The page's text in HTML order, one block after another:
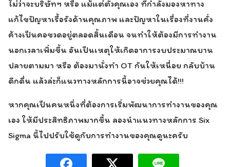
ไม่ว่าจะบริษัทฯ หรือ แม้แต่ตัวคุณเอง ที่กำลังมองหาทาง
แก้ไขปัญหาเรื้อรังด้านคุณภาพ และปัญหาในเรื่องที่งานคั่ง
ค้างเป็นคอขวดอยู่ตลอดสิ้นเดือน จนทำให้ต้องมีการทำงาน
นอกเวลาเพิ่มขึ้น อันเป็นเหตุให้เกิดอาการงบประมาณบาน
ปลายตามมา หรือ ต้องมานั่งทำ OT กันให้เหนื่อย กลับบ้าน
ดึกดื่น แล้วล่ะก็แนวทางหลักการนี้อาจช่วยคุณได้!!!
หากคุณเป็นคนหนึ่งที่ต้องการเริ่มพัฒนาการทำงานของคุณ
เอง ให้มีประสิทธิภาพมากขึ้น ลองนำแนวทางหลักการ Six
Sigma นี้ไปปรับใช้ดูกับการทำงานของคุณดูนะครับ